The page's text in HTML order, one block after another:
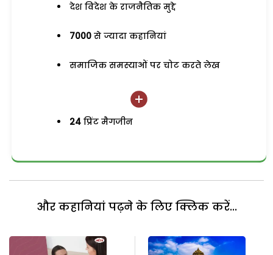
देश विदेश के राजनैतिक मुद्दे
7000 से ज्यादा कहानियां
समाजिक समस्याओं पर चोट करते लेख
24 प्रिंट मैगजीन
और कहानियां पढ़ने के लिए क्लिक करें...